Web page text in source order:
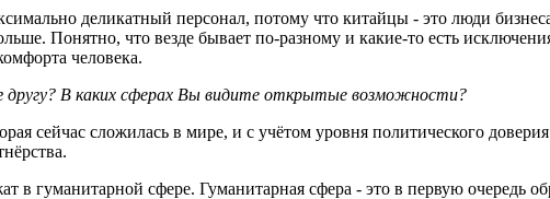
деликатный персонал, потому что китайцы - это люди
Понятно, что везде бывает по-разному и какие-то есть
человека.
В каких сферах Вы видите открытые возможности?
сейчас сложилась в мире, и с учётом уровня политического
гуманитарной сфере. Гуманитарная сфера - это в первую очередь